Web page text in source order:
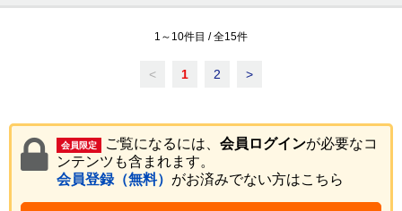
1 ～ 10件目 / 全15件
< 1 2 >
会員限定 ご覧になるには、 会員ログインが必要なコ
ンテンツも含まれます。
会員登録（無料） がお済みでない方はこちら